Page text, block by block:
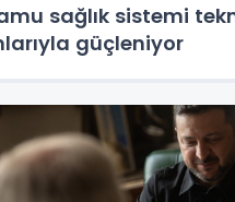
sağlık sistemi
güçleniyor